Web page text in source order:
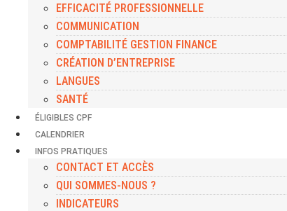
EFFICACITÉ PROFESSIONNELLE
COMMUNICATION
COMPTABILITÉ GESTION FINANCE
CRÉATION D’ENTREPRISE
LANGUES
SANTÉ
ÉLIGIBLES CPF
CALENDRIER
INFOS PRATIQUES
CONTACT ET ACCÈS
QUI SOMMES-NOUS ?
INDICATEURS